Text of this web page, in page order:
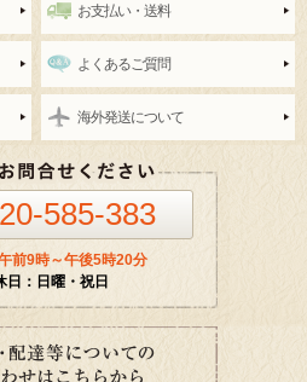
お支払い・送料
よくあるご質問
海外発送について
585-383
前9時～午後5時20分
：日曜・祝日